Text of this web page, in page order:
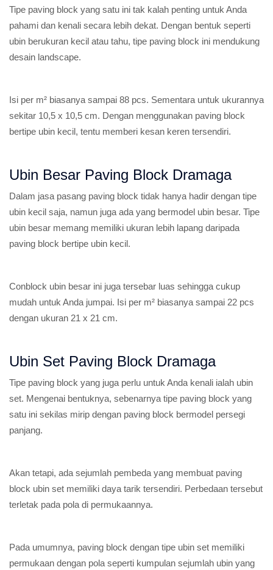
Tipe paving block yang satu ini tak kalah penting untuk Anda
pahami dan kenali secara lebih dekat. Dengan bentuk seperti
ubin berukuran kecil atau tahu, tipe paving block ini mendukung
desain landscape.
Isi per m² biasanya sampai 88 pcs. Sementara untuk ukurannya
sekitar 10,5 x 10,5 cm. Dengan menggunakan paving block
bertipe ubin kecil, tentu memberi kesan keren tersendiri.
Ubin Besar Paving Block Dramaga
Dalam jasa pasang paving block tidak hanya hadir dengan tipe
ubin kecil saja, namun juga ada yang bermodel ubin besar. Tipe
ubin besar memang memiliki ukuran lebih lapang daripada
paving block bertipe ubin kecil.
Conblock ubin besar ini juga tersebar luas sehingga cukup
mudah untuk Anda jumpai. Isi per m² biasanya sampai 22 pcs
dengan ukuran 21 x 21 cm.
Ubin Set Paving Block Dramaga
Tipe paving block yang juga perlu untuk Anda kenali ialah ubin
set. Mengenai bentuknya, sebenarnya tipe paving block yang
satu ini sekilas mirip dengan paving block bermodel persegi
panjang.
Akan tetapi, ada sejumlah pembeda yang membuat paving
block ubin set memiliki daya tarik tersendiri. Perbedaan tersebut
terletak pada pola di permukaannya.
Pada umumnya, paving block dengan tipe ubin set memiliki
permukaan dengan pola seperti kumpulan sejumlah ubin yang